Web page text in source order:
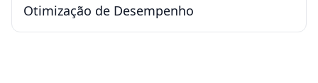
Otimização de Desempenho